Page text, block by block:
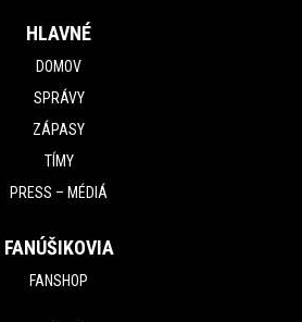
HLAVNÉ
DOMOV
SPRÁVY
ZÁPASY
TÍMY
PRESS – MÉDIÁ
FANÚŠIKOVIA
FANSHOP